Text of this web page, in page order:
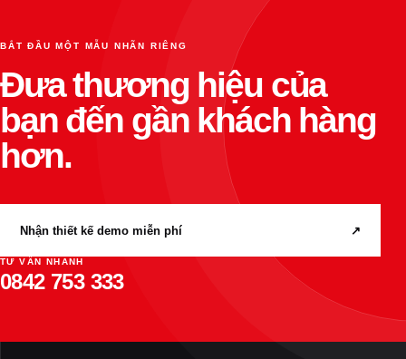
BẮT ĐẦU MỘT MẪU NHÃN RIÊNG
Đưa thương hiệu của
bạn đến gần khách hàng
hơn.
Nhận thiết kế demo miễn phí ↗
TƯ VẤN NHANH
0842 753 333